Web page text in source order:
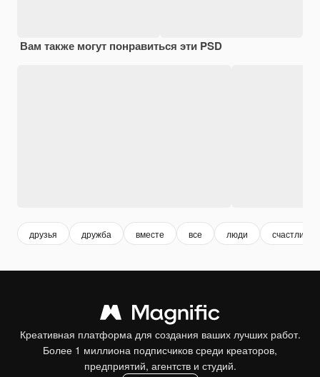
Вам также могут понравиться эти PSD
друзья дружба вместе все люди счастливый
Креативная платформа для создания ваших лучших работ.
Более 1 миллиона подписчиков среди креаторов,
предприятий, агентств и студий.